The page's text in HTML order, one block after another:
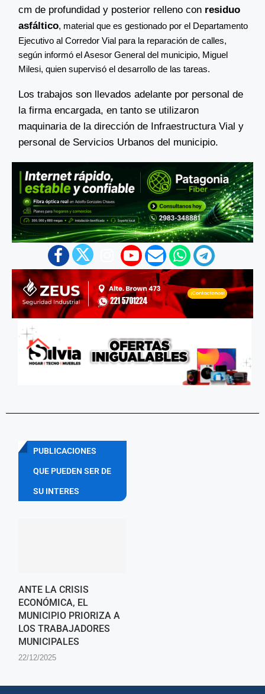
cm de profundidad y posterior relleno con residuo
asfáltico, material que es gestionado por el Departamento
Ejecutivo al Corredor Vial para la reparación de calles,
según informó el Asesor General del municipio, Miguel
Milesi, quien supervisó el desarrollo de las tareas.
Los trabajos son llevados adelante por personal de
la firma encargada, en tanto se utilizaron
maquinaria de la dirección de Infraestructura Vial y
personal de Servicios Urbanos del municipio.
PUBLICACIONES
QUE PUEDEN SER DE
SU INTERES
ANTE LA CRISIS
ECONÓMICA, EL
MUNICIPIO PRIORIZA A
LOS TRABAJADORES
MUNICIPALES
22/12/2025